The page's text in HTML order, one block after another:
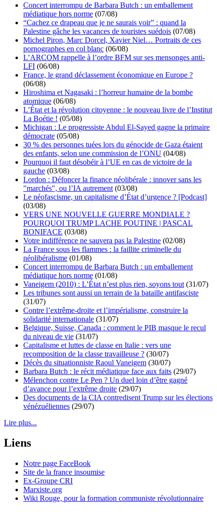
Concert interrompu de Barbara Butch : un emballement
médiatique hors norme (07/08)
“Cachez ce drapeau que je ne saurais voir” : quand la
Palestine gâche les vacances de touristes suédois (07/08)
Michel Piron, Marc Dorcel, Xavier Niel… Portraits de ces
pornographes en col blanc (06/08)
L’ARCOM rappelle à l’ordre BFM sur ses mensonges anti-
LFI (06/08)
France, le grand déclassement économique en Europe ?
(06/08)
Hiroshima et Nagasaki : l’horreur humaine de la bombe
atomique (06/08)
L’État et la révolution citoyenne : le nouveau livre de l’Institut
La Boétie ! (05/08)
Michigan : Le progressiste Abdul El-Sayed gagne la primaire
démocrate (05/08)
30 % des personnes tuées lors du génocide de Gaza étaient
des enfants, selon une commission de l’ONU (04/08)
Pourquoi il faut désobéir à l’UE en cas de victoire de la
gauche (03/08)
Lordon : Défoncer la finance néolibérale : innover sans les
"marchés", ou l’IA autrement (03/08)
Le néofascisme, un capitalisme d’État d’urgence ? [Podcast]
(03/08)
VERS UNE NOUVELLE GUERRE MONDIALE ?
POURQUOI TRUMP LACHE POUTINE | PASCAL
BONIFACE (03/08)
Votre indifférence ne sauvera pas la Palestine (02/08)
La France sous les flammes : la faillite criminelle du
néolibéralisme (01/08)
Concert interrompu de Barbara Butch : un emballement
médiatique hors norme (01/08)
Vaneigem (2010) : L’État n’est plus rien, soyons tout (31/07)
Les tribunes sont aussi un terrain de la bataille antifasciste
(31/07)
Contre l’extrême-droite et l’impérialisme, construire la
solidarité internationale (31/07)
Belgique, Suisse, Canada : comment le PIB masque le recul
du niveau de vie (31/07)
Capitalisme et luttes de classe en Italie : vers une
recomposition de la classe travailleuse ? (30/07)
Décès du situationniste Raoul Vaneigem (30/07)
Barbara Butch : le récit médiatique face aux faits (29/07)
Mélenchon contre Le Pen ? Un duel loin d’être gagné
d’avance pour l’extrême droite (29/07)
Des documents de la CIA contredisent Trump sur les élections
vénézuéliennes (29/07)
Lire plus...
Liens
Notre page FaceBook
Site de la france insoumise
Ex-Groupe CRI
Marxiste.org
Wiki Rouge, pour la formation communiste révolutionnaire